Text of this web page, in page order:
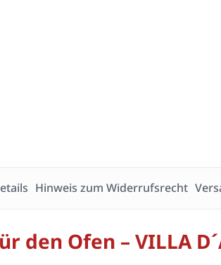
Hinweis zum Widerrufsrecht
den Ofen – VILLA